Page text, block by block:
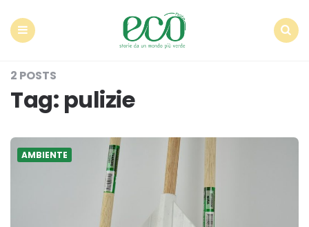
2 POSTS
Tag: pulizie
AMBIENTE